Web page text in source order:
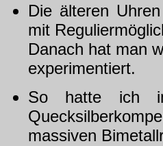
Die älteren
mit
Danach hat man
experimentiert.
So hatte ich
massiven